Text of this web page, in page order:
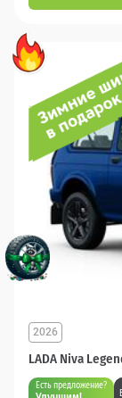
LADA Niva
2026
Есть предложение?